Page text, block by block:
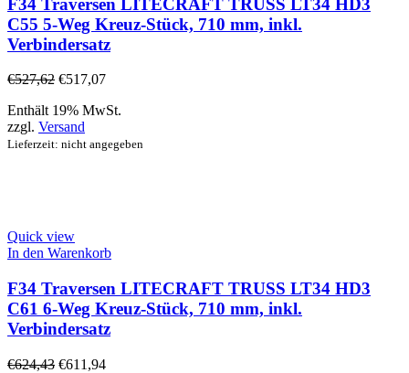
C55 5-Weg Kreuz-Stück, 710 mm, inkl.
Verbindersatz
€527,62 €517,07
Enthält 19% MwSt.
zzgl. Versand
Lieferzeit: nicht angegeben
Quick view
In den Warenkorb
F34 Traversen LITECRAFT TRUSS LT34 HD3
C61 6-Weg Kreuz-Stück, 710 mm, inkl.
Verbindersatz
€624,43 €611,94